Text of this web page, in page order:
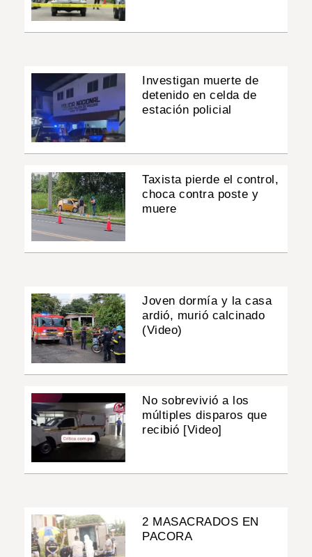
Investigan muerte de
detenido en celda de
estación policial
Taxista pierde el control,
choca contra poste y
muere
Joven dormía y la casa
ardió, murió calcinado
(Video)
No sobrevivió a los
múltiples disparos que
recibió [Video]
2 MASACRADOS EN
PACORA